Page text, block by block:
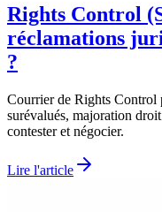
Rights Control
réclamations
?
Courrier de Rights Control
surévalués, majoration
contester et négocier.
Lire l'article